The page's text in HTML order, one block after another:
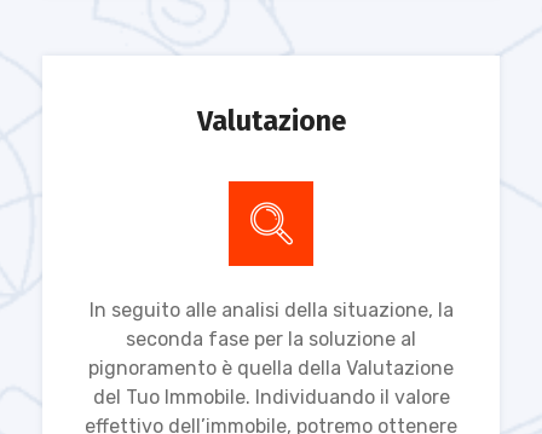
Valutazione
In seguito alle analisi della situazione, la
seconda fase per la soluzione al
pignoramento è quella della Valutazione
del Tuo Immobile. Individuando il valore
effettivo dell’immobile, potremo ottenere